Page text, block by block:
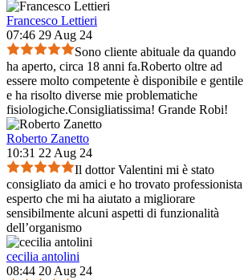
Francesco Lettieri
07:46 29 Aug 24
Sono cliente abituale da quando
ha aperto, circa 18 anni fa.Roberto oltre ad
essere molto competente è disponibile e gentile
e ha risolto diverse mie problematiche
fisiologiche.Consigliatissima! Grande Robi!
Roberto Zanetto
10:31 22 Aug 24
Il dottor Valentini mi è stato
consigliato da amici e ho trovato professionista
esperto che mi ha aiutato a migliorare
sensibilmente alcuni aspetti di funzionalità
dell’organismo
cecilia antolini
08:44 20 Aug 24